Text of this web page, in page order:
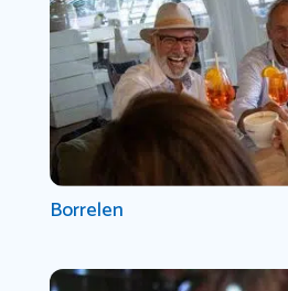
Borrelen